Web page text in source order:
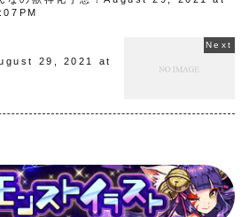
29, 2021 at